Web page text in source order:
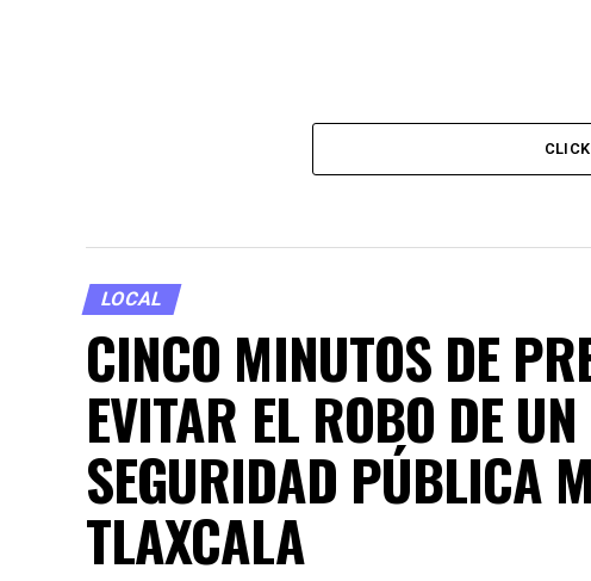
LOCAL
CINCO MINUTOS DE
EVITAR EL ROBO DE
SEGURIDAD PÚBLICA
TLAXCALA